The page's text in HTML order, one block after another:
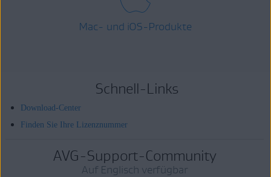
Mac- und iOS-Produkte
Schnell-Links
Download-Center
Finden Sie Ihre Lizenznummer
AVG-Support-Community
Auf Englisch verfügbar